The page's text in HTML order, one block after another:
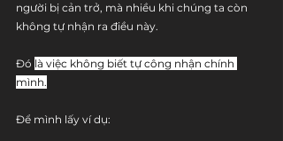
người bị cản trở, mà nhiều khi chúng ta còn
không tự nhận ra điều này.
Đó là việc không biết tự công nhận chính
mình.
Để mình lấy ví dụ: